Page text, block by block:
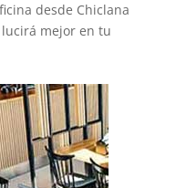
desde Chiclana
mejor en tu